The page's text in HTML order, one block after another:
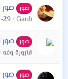
صور صور
Gardi
29
صور صور
قارورة وفه
صور صور